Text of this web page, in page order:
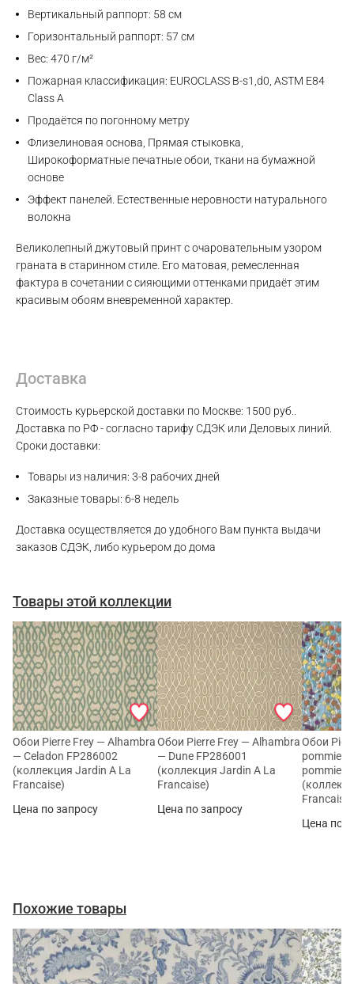
Вертикальный раппорт: 58 см
Горизонтальный раппорт: 57 см
Вес: 470 г/м²
Пожарная классификация: EUROCLASS B-s1,d0, ASTM E84
Class A
Продаётся по погонному метру
Флизелиновая основа, Прямая стыковка,
Широкоформатные печатные обои, ткани на бумажной
основе
Эффект панелей. Естественные неровности натурального
волокна
Великолепный джутовый принт с очаровательным узором
граната в старинном стиле. Его матовая, ремесленная
фактура в сочетании с сияющими оттенками придаёт этим
красивым обоям вневременной характер.
Доставка
Стоимость курьерской доставки по Москве: 1500 руб..
Доставка по РФ - согласно тарифу СДЭК или Деловых линий.
Сроки доставки:
Товары из наличия: 3-8 рабочих дней
Заказные товары: 6-8 недель
Доставка осуществляется до удобного Вам пункта выдачи
заказов СДЭК, либо курьером до дома
Товары этой коллекции
Обои Pierre Frey — Alhambra
— Celadon FP286002
(коллекция Jardin A La
Francaise)
Цена по запросу
Обои Pierre Frey — Alhambra
— Dune FP286001
(коллекция Jardin A La
Francaise)
Цена по запросу
Обои
pommiers
pommiers
Francaise)
Цена по
Похожие товары
Telegram